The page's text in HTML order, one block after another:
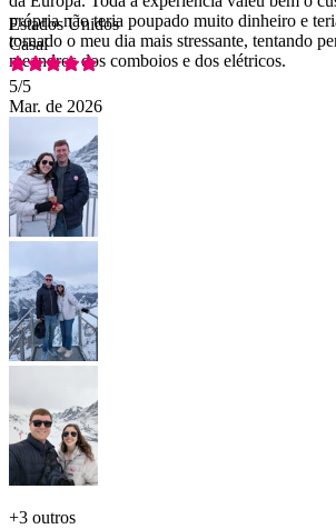
própria não teria poupado muito dinheiro e
tornado o meu dia mais stressante, tentando
meandros dos comboios e dos elétricos.
Estados Unidos
Casal
5/5
Mar. de 2026
+3 outros